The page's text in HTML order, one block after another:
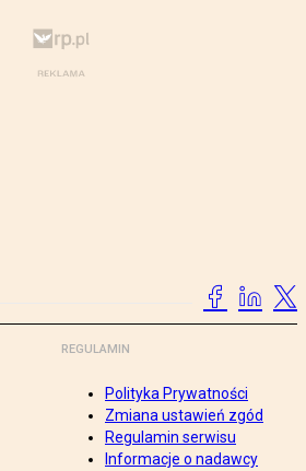
REGULAMIN
Polityka Prywatności
Zmiana ustawień zgód
Regulamin serwisu
Informacje o nadawcy